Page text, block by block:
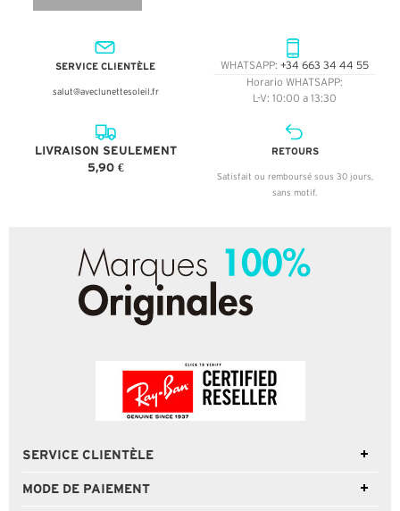
SERVICE CLIENTÈLE
salut@aveclunettesoleil.fr
WHATSAPP: +34 663 34 44 55
Horario WHATSAPP:
L-V: 10:00 a 13:30
LIVRAISON SEULEMENT
5,90 €
RETOURS
Satisfait ou remboursé sous 30 jours,
sans motif.
SERVICE CLIENTÈLE
MODE DE PAIEMENT